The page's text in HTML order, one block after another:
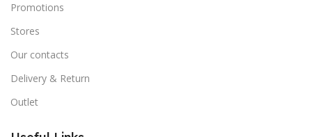
Promotions
Stores
Our contacts
Delivery & Return
Outlet